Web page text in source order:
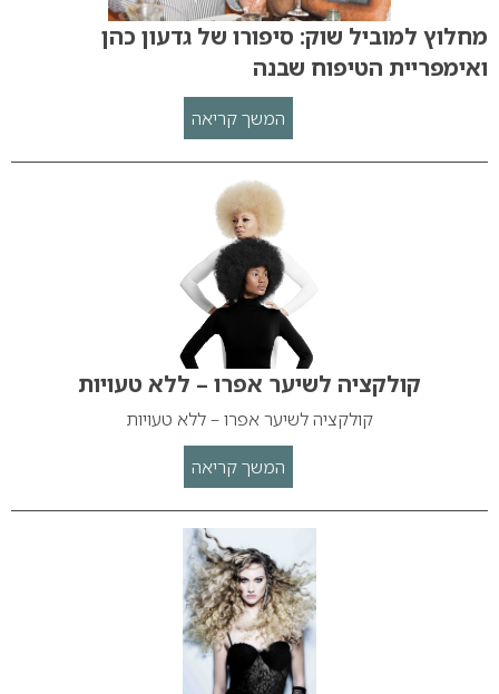
מחלוץ למוביל שוק: סיפורו של גדעון כהן
ואימפריית הטיפוח שבנה
המשך קריאה
קולקציה לשיער אפרו – ללא טעויות
קולקציה לשיער אפרו – ללא טעויות
המשך קריאה